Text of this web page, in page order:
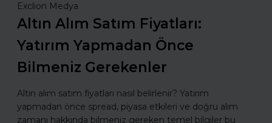
Exclion Medya
Altın Alım Satım Fiyatları:
Yatırım Yapmadan Önce
Bilmeniz Gerekenler
Altın alım satım fiyatları nasıl belirlenir? Yatırım
yapmadan önce spread, piyasa etkileri ve doğru alım
zamanı hakkında bilmeniz gereken temel bilgiler bu